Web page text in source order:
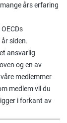
års erfaring
siden.
ansvarlig
og en av
medlemmer
medlem vil du
i forkant av